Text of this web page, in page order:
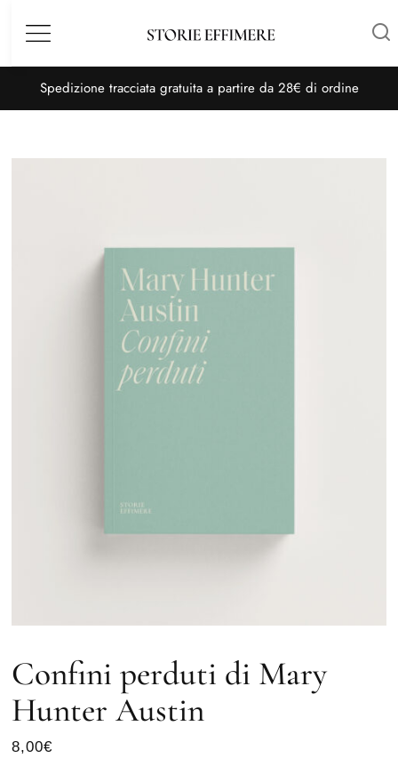
Menù
Spedizione tracciata gratuita a partire da 28€ di ordine
Confini perduti di Mary
Hunter Austin
8,00€